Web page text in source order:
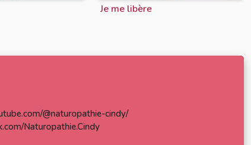
Je me libère
@naturopathie-cindy/
Naturopathie.Cindy